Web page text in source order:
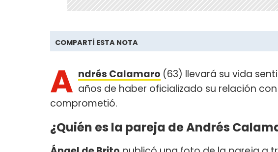
COMPARTÍ ESTA NOTA
A ndrés Calamaro (63) llevará su vida
años de haber oficializado su relación con
comprometió.
¿Quién es la pareja de Andrés